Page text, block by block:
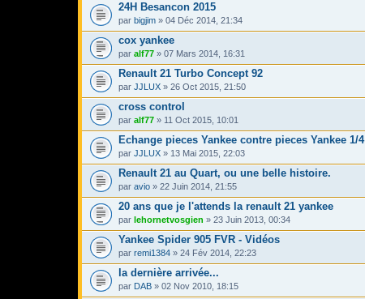
24H Besancon 2015
par bigjim » 04 Déc 2014, 21:34
cox yankee
par alf77 » 07 Mars 2014, 16:31
Renault 21 Turbo Concept 92
par JJLUX » 26 Oct 2015, 21:50
cross control
par alf77 » 11 Oct 2015, 10:01
Echange pieces Yankee contre pieces Yankee 1/4
par JJLUX » 13 Mai 2015, 22:03
Renault 21 au Quart, ou une belle histoire.
par avio » 22 Juin 2014, 21:55
20 ans que je l'attends la renault 21 yankee
par lehornetvosgien » 23 Juin 2013, 00:34
Yankee Spider 905 FVR - Vidéos
par remi1384 » 24 Fév 2014, 22:23
la dernière arrivée...
par DAB » 02 Nov 2010, 18:15